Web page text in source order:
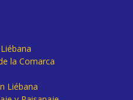
la Comarca
Liébana